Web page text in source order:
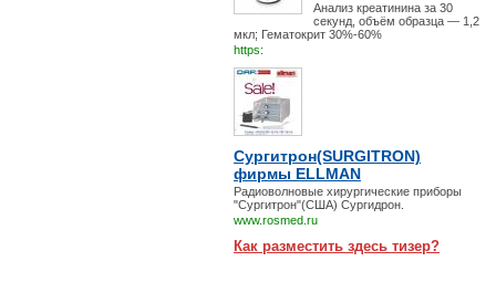
Анализ креатинина за 30
секунд, объём образца — 1,2
мкл; Гематокрит 30%-60%
https:
Сургитрон(SURGITRON)
фирмы ELLMAN
Радиоволновые хирургические приборы
"Сургитрон"(США) Сургидрон.
www.rosmed.ru
Как разместить здесь тизер?